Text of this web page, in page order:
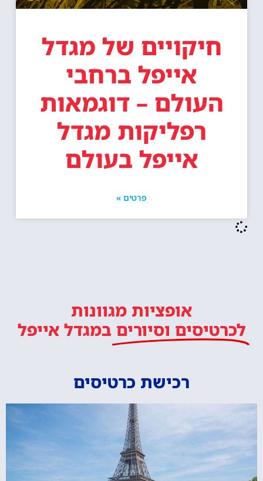
חיקויים של מגדל
אייפל ברחבי
העולם – דוגמאות
רפליקות מגדל
אייפל בעולם
פרטים »
אופציות מגוונות
לכרטיסים וסיורים במגדל אייפל
רכישת כרטיסים